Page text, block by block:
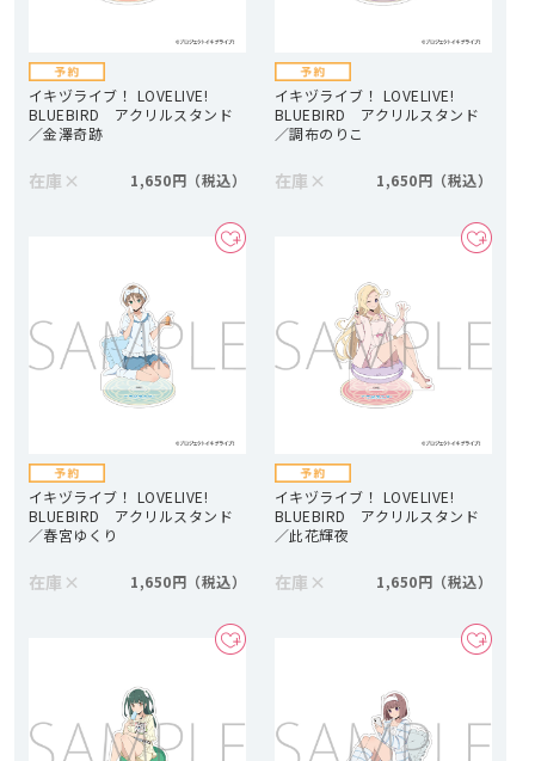
イキヅライブ！ LOVELIVE!
BLUEBIRD アクリルスタンド
／金澤奇跡
在庫 × 1,650円
イキヅライブ！ LOVELIVE!
BLUEBIRD アクリルスタンド
／調布のりこ
在庫 × 1,650円
イキヅライブ！ LOVELIVE!
BLUEBIRD アクリルスタンド
／春宮ゆくり
在庫 × 1,650円
イキヅライブ！ LOVELIVE!
BLUEBIRD アクリルスタンド
／此花輝夜
在庫 × 1,650円